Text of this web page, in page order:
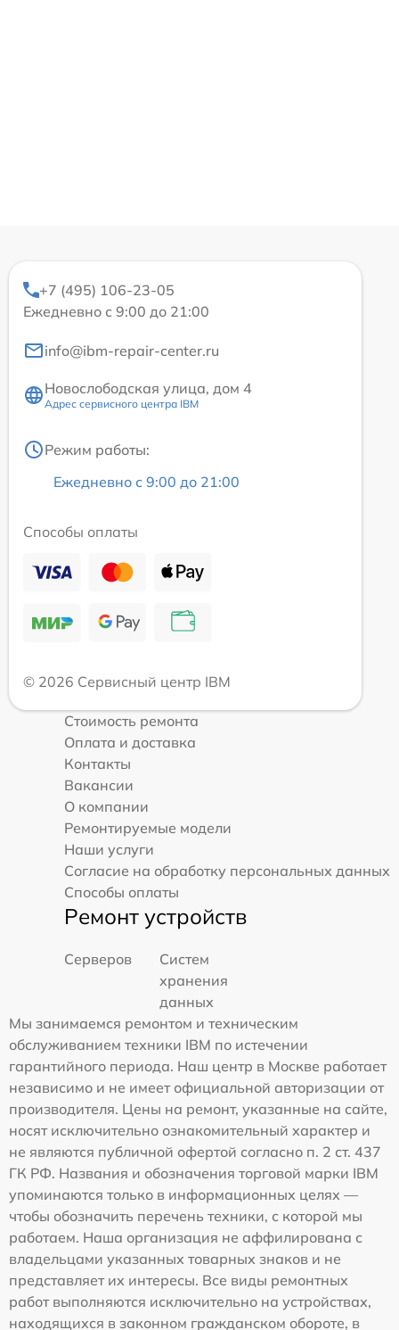
+7 (495) 106-23-05
Ежедневно с 9:00 до 21:00
info@ibm-repair-center.ru
Новослободская улица, дом 4
Адрес сервисного центра IBM
Режим работы:
Ежедневно с 9:00 до 21:00
Способы оплаты
© 2026 Сервисный центр IBM
Стоимость ремонта
Оплата и доставка
Контакты
Вакансии
О компании
Ремонтируемые модели
Наши услуги
Согласие на обработку персональных данных
Способы оплаты
Ремонт устройств
Серверов
Систем
хранения
данных
Мы занимаемся ремонтом и техническим
обслуживанием техники IBM по истечении
гарантийного периода. Наш центр в Москве работает
независимо и не имеет официальной авторизации от
производителя. Цены на ремонт, указанные на сайте,
носят исключительно ознакомительный характер и
не являются публичной офертой согласно п. 2 ст. 437
ГК РФ. Названия и обозначения торговой марки IBM
упоминаются только в информационных целях —
чтобы обозначить перечень техники, с которой мы
работаем. Наша организация не аффилирована с
владельцами указанных товарных знаков и не
представляет их интересы. Все виды ремонтных
работ выполняются исключительно на устройствах,
находящихся в законном гражданском обороте, в